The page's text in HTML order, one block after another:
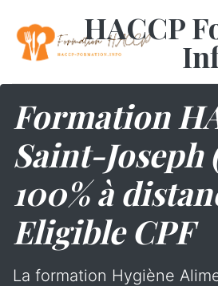
HACCP
Formation
Saint-Joseph
100% à
Eligible CPF
La formation Hygiène